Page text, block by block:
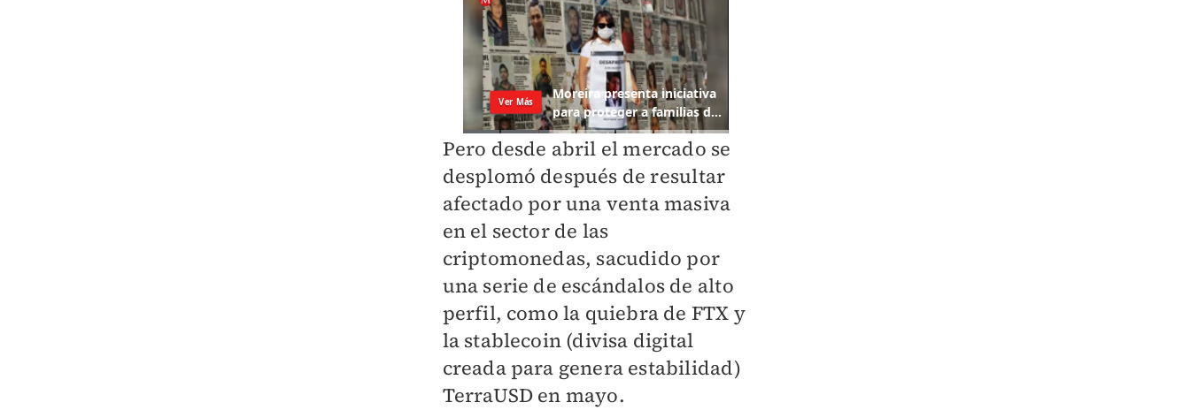
Pero desde abril el mercado se
desplomó después de resultar
afectado por una venta masiva
en el sector de las
criptomonedas, sacudido por
una serie de escándalos de alto
perfil, como la quiebra de FTX y
la stablecoin (divisa digital
creada para genera estabilidad)
TerraUSD en mayo.